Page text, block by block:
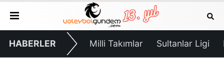
HABERLER Milli Takımlar Sultanlar Ligi